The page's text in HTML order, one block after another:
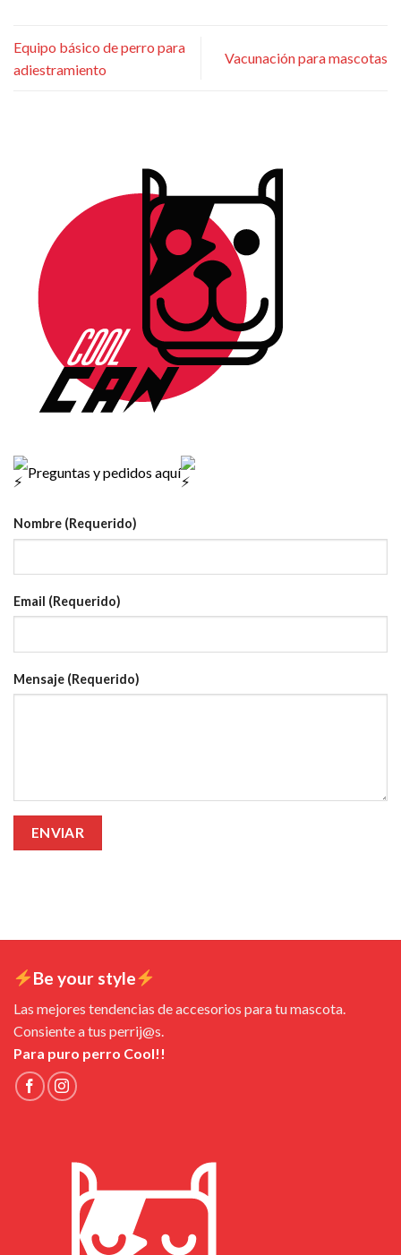
Equipo básico de perro para
adiestramiento
Vacunación para mascotas
Preguntas y pedidos aquí
Nombre (Requerido)
Email (Requerido)
Mensaje (Requerido)
Be your style
Las mejores tendencias de accesorios para tu mascota.
Consiente a tus perrij@s.
Para puro perro Cool!!